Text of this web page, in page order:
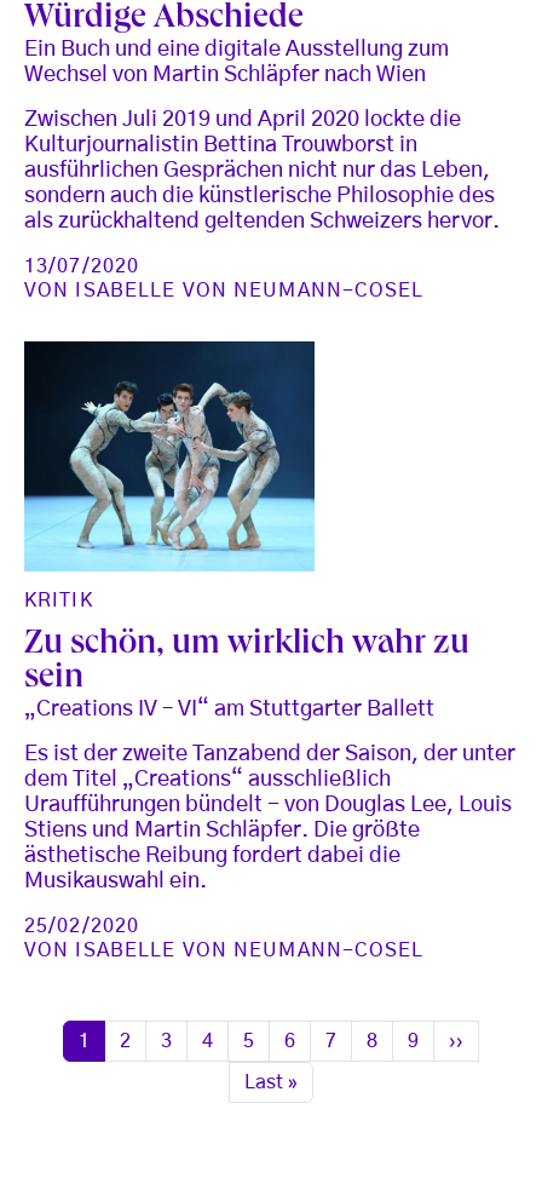
Würdige Abschiede
Ein Buch und eine digitale Ausstellung zum
Wechsel von Martin Schläpfer nach Wien
Zwischen Juli 2019 und April 2020 lockte die
Kulturjournalistin Bettina Trouwborst in
ausführlichen Gesprächen nicht nur das Leben,
sondern auch die künstlerische Philosophie des
als zurückhaltend geltenden Schweizers hervor.
13/07/2020
VON
ISABELLE VON NEUMANN-COSEL
KRITIK
Zu schön, um wirklich wahr zu
sein
„Creations IV – VI“ am Stuttgarter Ballett
Es ist der zweite Tanzabend der Saison, der unter
dem Titel „Creations“ ausschließlich
Uraufführungen bündelt - von Douglas Lee, Louis
Stiens und Martin Schläpfer. Die größte
ästhetische Reibung fordert dabei die
Musikauswahl ein.
25/02/2020
VON
ISABELLE VON NEUMANN-COSEL
Seitennummerierung
Seite
1 Seite
2 Seite
3 Seite
4 Seite
5 Seite
6 Seite
7 Seite
8 Seite
9 Nächste
››
Letzte Seite
Last »